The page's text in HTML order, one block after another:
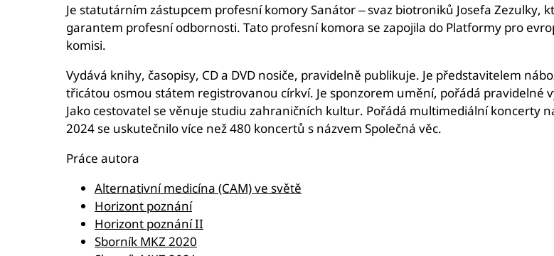
Je statutárním zástupcem profesní komory Sanátor – svaz biotroniků Josefa Zezulky,
garantem profesní odbornosti. Tato profesní komora se zapojila do Platformy pro
komisi.
Vydává knihy, časopisy, CD a DVD nosiče, pravidelně publikuje. Je představitelem
třicátou osmou státem registrovanou církví. Je sponzorem umění, pořádá
Jako cestovatel se věnuje studiu zahraničních kultur. Pořádá multimediální koncerty
2024 se uskutečnilo více než 480 koncertů s názvem Společná věc.
Práce autora
Alternativní medicína (CAM) ve světě
Horizont poznání
Horizont poznání II
Sborník MKZ 2020